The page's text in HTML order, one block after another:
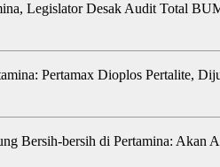
Legislator Desak Audit Total
Pertamax Dioplos Pertalite,
Bersih-bersih di Pertamina: Akan